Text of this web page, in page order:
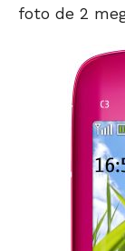
foto de 2